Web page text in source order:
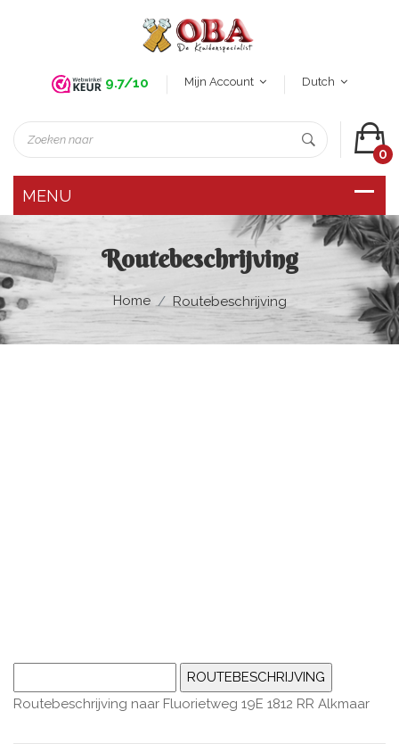
9.7/10 Mijn Account Dutch
0
Routebeschrijving
Home Routebeschrijving
Routebeschrijving naar Fluorietweg 19E 1812 RR Alkmaar